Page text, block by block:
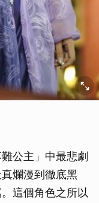
公主」中最悲劇
爛漫到徹底黑
這個角色之所以